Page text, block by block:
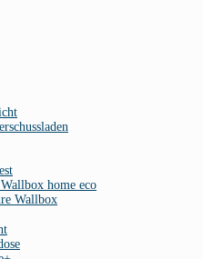
home eco
Wallbox